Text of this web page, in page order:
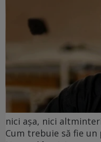
nici așa, nici
Cum trebuie să fie un